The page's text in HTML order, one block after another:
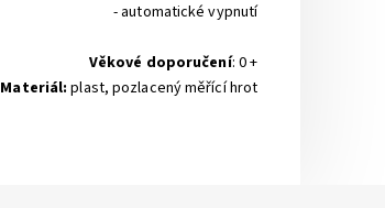
- automatické vypnutí
Věkové doporučení: 0 +
Materiál: plast, pozlacený měřící hrot